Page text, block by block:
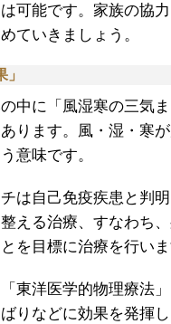
可能です。家族の協力
ていきましょう。
中に「風湿寒の三気
ります。風・湿・寒
意味です。
は自己免疫疾患と判
える治療、すなわち
を目標に治療を行いま
東洋医学的物理療法」
りなどに効果を発揮し